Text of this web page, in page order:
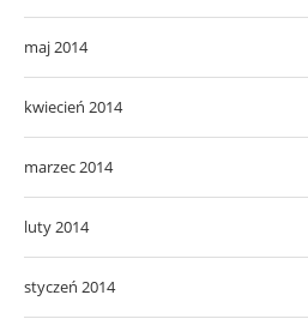
maj 2014
kwiecień 2014
marzec 2014
luty 2014
styczeń 2014